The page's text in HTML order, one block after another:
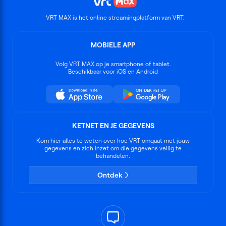
alles aan om een kijkje te kunnen nemen in
plannetje lukken?
VRT MAX is het online streamingplatform van VRT.
MOBIELE APP
Volg VRT MAXop je smartphone of tablet.
Beschikbaar voor iOS en Android
KETNET EN JE GEGEVENS
Kom hier alles te weten over hoe VRT omgaat met jouw
gegevens en zich inzet om die gegevens veilig te
behandelen.
Ontdek